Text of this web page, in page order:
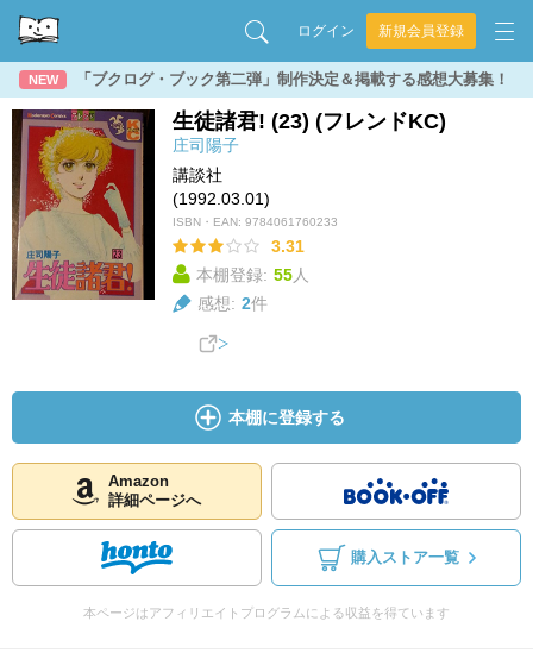
ログイン 新規会員登録
NEW 「ブクログ・ブック第二弾」制作決定＆掲載する感想大募集！
生徒諸君! (23) (フレンドKC)
庄司陽子
講談社
(1992.03.01)
ISBN・EAN: 9784061760233
3.31
本棚登録: 55人
感想: 2件
本棚に登録する
Amazon
詳細ページへ
購入ストア一覧
本ページはアフィリエイトプログラムによる収益を得ています